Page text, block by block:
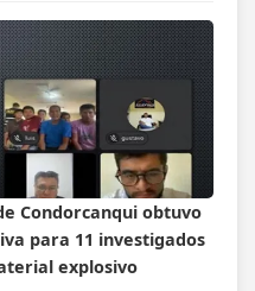
Condorcanqui obtuvo
para 11 investigados
explosivo